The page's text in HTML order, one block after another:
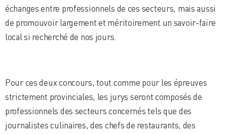
échanges entre professionnels de ces secteurs, mais aussi
de promouvoir largement et méritoirement un savoir-faire
local si recherché de nos jours.
Pour ces deux concours, tout comme pour les épreuves
strictement provinciales, les jurys seront composés de
professionnels des secteurs concernés tels que des
journalistes culinaires, des chefs de restaurants, des